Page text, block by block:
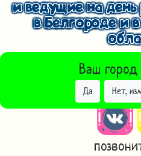
и ведущие на день
в Белгороде и
Ваш город
Да Нет,
ВЫБРАТЬ